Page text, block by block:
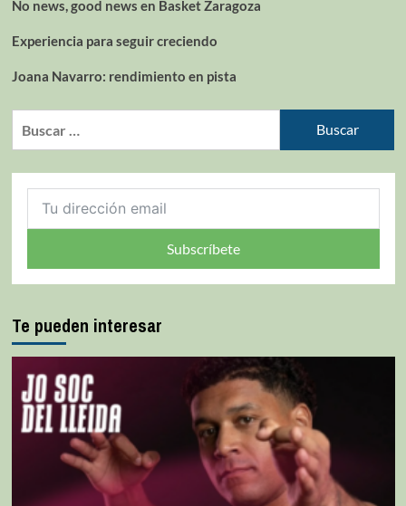
No news, good news en Basket Zaragoza
Experiencia para seguir creciendo
Joana Navarro: rendimiento en pista
Subscríbete
Te pueden interesar